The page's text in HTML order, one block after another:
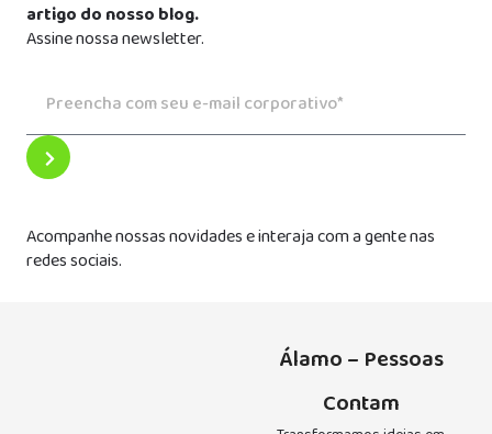
artigo do nosso blog.
Assine nossa newsletter.
Acompanhe nossas novidades e interaja com a gente nas
redes sociais.
Álamo – Pessoas
Contam